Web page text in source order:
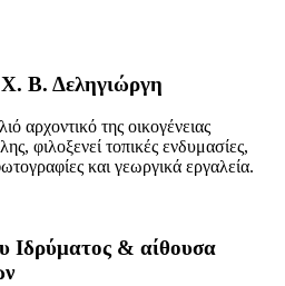
Β. Δεληγιώργη
αρχοντικό της οικογένειας
φιλοξενεί τοπικές ενδυμασίες,
και γεωργικά εργαλεία.
Ιδρύματος & αίθουσα